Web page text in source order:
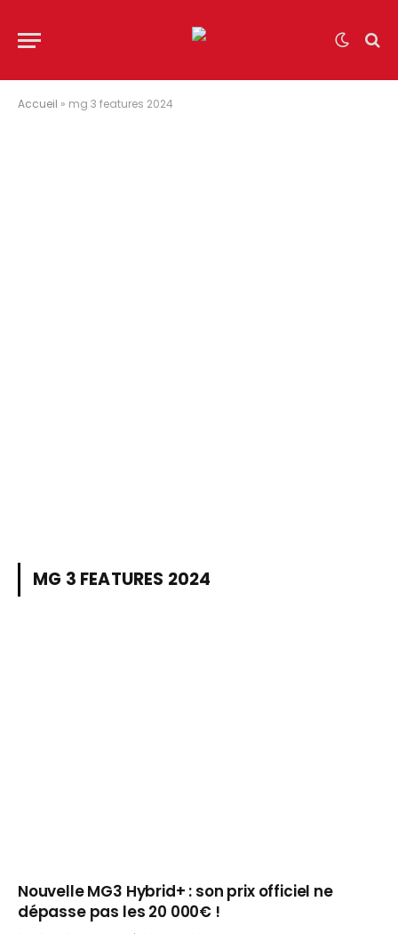
Accueil » mg 3 features 2024
MG 3 FEATURES 2024
Nouvelle MG3 Hybrid+ : son prix officiel ne
dépasse pas les 20 000€ !